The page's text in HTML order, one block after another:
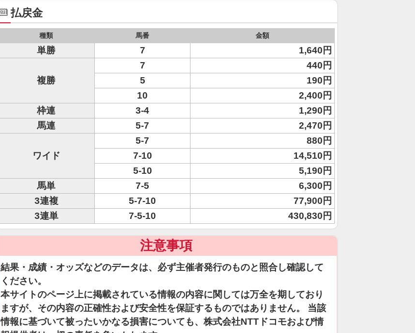
払戻金
種類 馬番 金額
単勝 7 1,640円
複勝
7
440円
5
190円
10
2,400円
枠連
3-4
1,290円
馬連
5-7 2,470円
ワイド
5-7
880円
7-10
14,510円
5-10
5,190円
馬単
7-5
6,300円
3連複
5-7-10
77,900円
3連単
7-5-10 430,830円
注意事項
結果・成績・オッズなどのデータは、必ず主催者発行のものと照合し確認して
ください。
本サイトのページ上に掲載されている情報の内容に関しては万全を期しており
ますが、その内容の正確性および安全性を保証するものではありません。 当該
情報に基づいて被ったいかなる損害についても、株式会社NTTドコモおよび情